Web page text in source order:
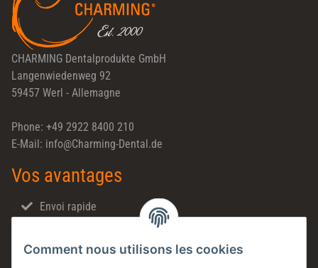
Comment nous utilisons les cookies
CHARMING Dentalprodukte GmbH
Langenwiedenweg 92
59457 Werl - Allemagne
Phone: +49 2922 8400 210
E-Mail: info@Charming-Dental.de
Vos avantages
Envoi rapide
Made in Germany